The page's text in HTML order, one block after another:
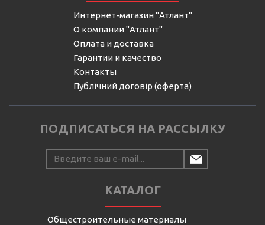
Интернет-магазин "Атлант"
О компании "Атлант"
Оплата и доставка
Гарантии и качество
Контакты
Публічний договір (оферта)
ПОДПИСАТЬСЯ НА РАССЫЛКУ
КАТАЛОГ
Общестроительные материалы